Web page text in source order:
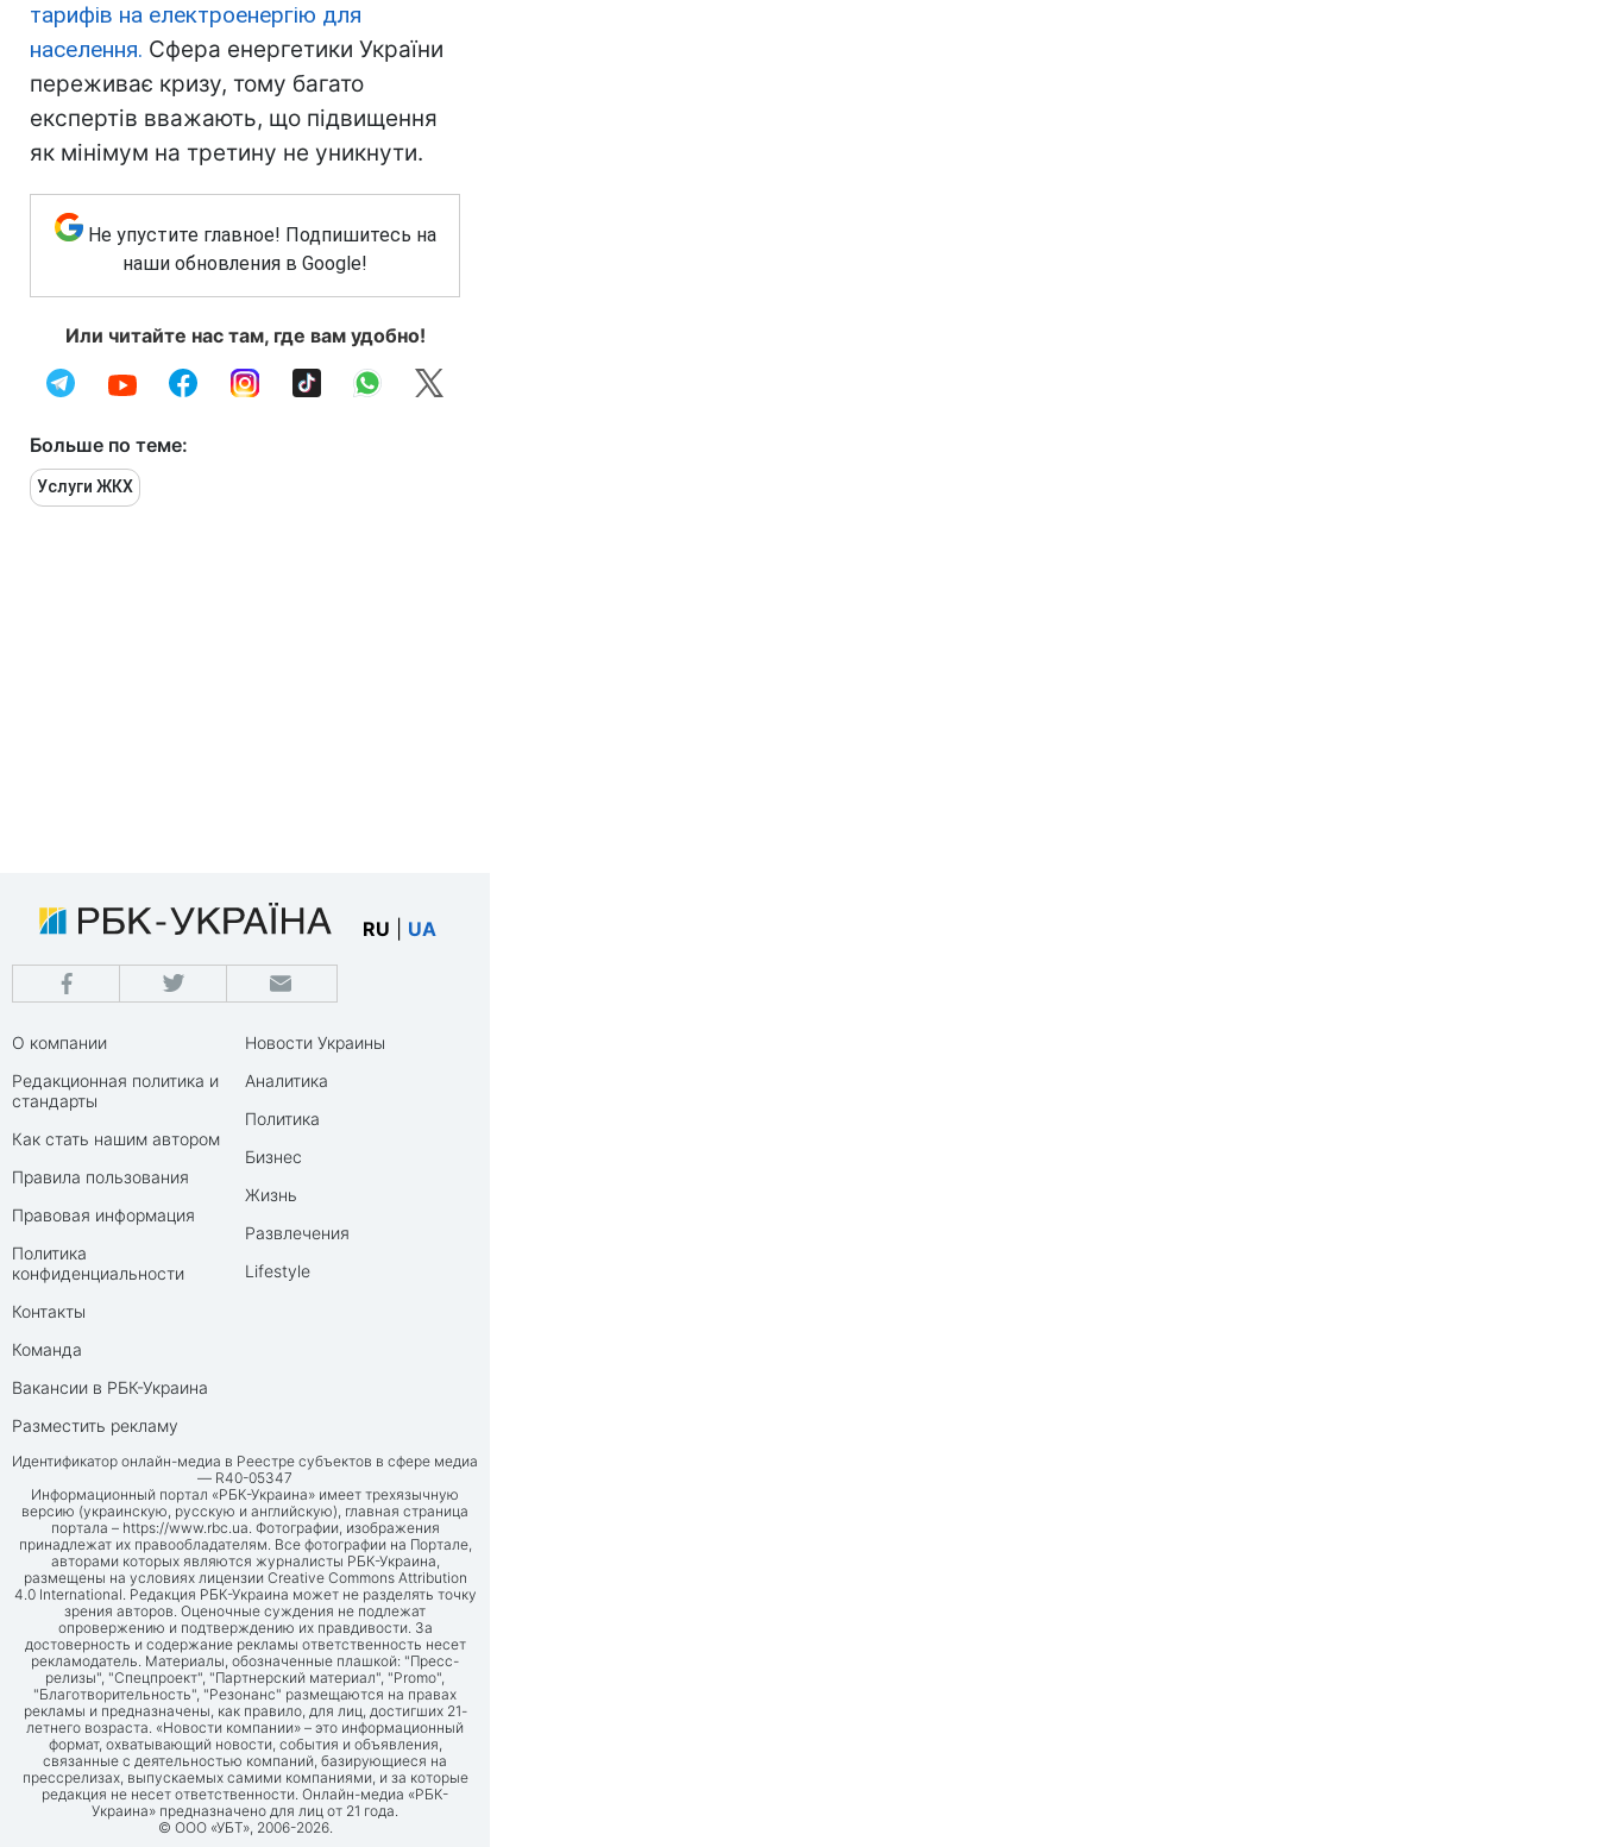
тарифів на електроенергію для
населення. Сфера енергетики України
переживає кризу, тому багато
експертів вважають, що підвищення
як мінімум на третину не уникнути.
Не упустите главное! Подпишитесь на
наши обновления в Google!
Или читайте нас там, где вам удобно!
Больше по теме:
Услуги ЖКХ
RU UA
О компании
Редакционная политика и
стандарты
Как стать нашим автором
Правила пользования
Правовая информация
Политика
конфиденциальности
Контакты
Команда
Вакансии в РБК-Украина
Разместить рекламу
Новости Украины
Аналитика
Политика
Бизнес
Жизнь
Развлечения
Lifestyle
Идентификатор онлайн-медиа в Реестре субъектов в сфере медиа
— R40-05347
Информационный портал «РБК-Украина» имеет трехязычную
версию (украинскую, русскую и английскую), главная страница
портала – https://www.rbc.ua. Фотографии, изображения
принадлежат их правообладателям. Все фотографии на Портале,
авторами которых являются журналисты РБК-Украина,
размещены на условиях лицензии Creative Commons Attribution
4.0 International. Редакция РБК-Украина может не разделять точку
зрения авторов. Оценочные суждения не подлежат
опровержению и подтверждению их правдивости. За
достоверность и содержание рекламы ответственность несет
рекламодатель. Материалы, обозначенные плашкой: "Пресс-
релизы", "Спецпроект", "Партнерский материал", "Promo",
"Благотворительность", "Резонанс" размещаются на правах
рекламы и предназначены, как правило, для лиц, достигших 21-
летнего возраста. «Новости компании» – это информационный
формат, охватывающий новости, события и объявления,
связанные с деятельностью компаний, базирующиеся на
прессрелизах, выпускаемых самими компаниями, и за которые
редакция не несет ответственности. Онлайн-медиа «РБК-
Украина» предназначено для лиц от 21 года.
© ООО «УБТ», 2006-2026.